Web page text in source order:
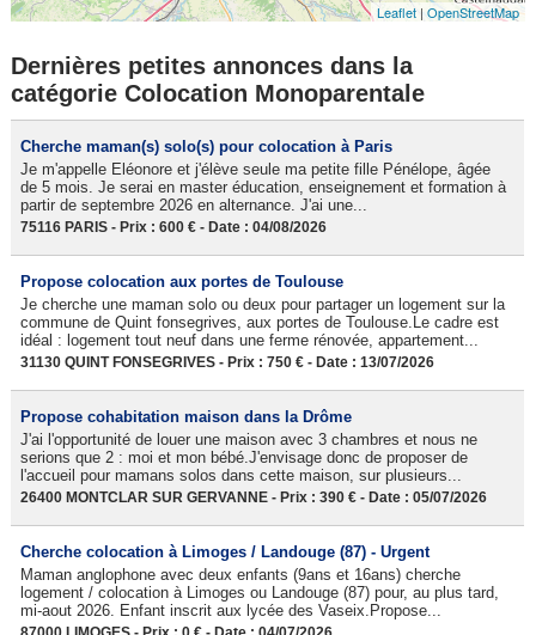
Leaflet |OpenStreetMap
Dernières petites annonces dans la
catégorie Colocation Monoparentale
Cherche maman(s) solo(s) pour colocation à Paris
Je m'appelle Eléonore et j'élève seule ma petite fille Pénélope, âgée
de 5 mois. Je serai en master éducation, enseignement et formation à
partir de septembre 2026 en alternance. J'ai une...
75116 PARIS - Prix : 600 € - Date : 04/08/2026
Propose colocation aux portes de Toulouse
Je cherche une maman solo ou deux pour partager un logement sur la
commune de Quint fonsegrives, aux portes de Toulouse.Le cadre est
idéal : logement tout neuf dans une ferme rénovée, appartement...
31130 QUINT FONSEGRIVES - Prix : 750 € - Date : 13/07/2026
Propose cohabitation maison dans la Drôme
J'ai l'opportunité de louer une maison avec 3 chambres et nous ne
serions que 2 : moi et mon bébé.J'envisage donc de proposer de
l'accueil pour mamans solos dans cette maison, sur plusieurs...
26400 MONTCLAR SUR GERVANNE - Prix : 390 € - Date : 05/07/2026
Cherche colocation à Limoges / Landouge (87) - Urgent
Maman anglophone avec deux enfants (9ans et 16ans) cherche
logement / colocation à Limoges ou Landouge (87) pour, au plus tard,
mi-aout 2026. Enfant inscrit aux lycée des Vaseix.Propose...